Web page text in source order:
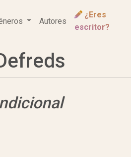
Autores
¿Eres
escritor?